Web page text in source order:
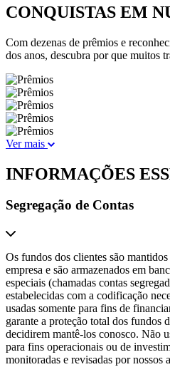
CONQUISTAS EM
Com dezenas de prêmios e
dos anos, descubra por que muitos
Ver mais
INFORMAÇÕES
Segregação de Contas
Os fundos dos clientes são
empresa e são armazenados em
especiais (chamadas contas
estabelecidas com a codificação
usadas somente para fins de
garante a proteção total dos fundos
decidirem mantê-los conosco. Não
para fins operacionais ou de
monitoradas e revisadas por nossos